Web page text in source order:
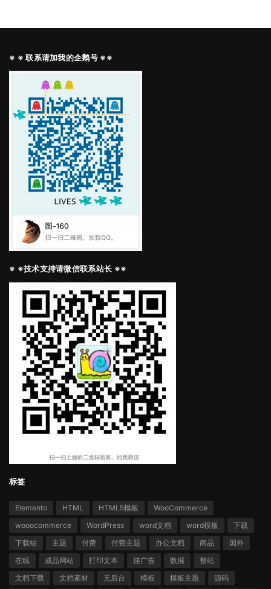
※ ※ 联系请加我的企鹅号 ※※
※ ※技术支持请微信联系站长 ※※
标签
Elemento HTML HTML5模板
WooCommerce
wooocommerce
WordPress word文档 word模板
下载
下载站
主题 付费 付费主题 办公文档 商品
国外
在线
成品网站 打印文本 挂广告 数据
整站
文档下载
文档素材 无后台 模板 模板主题 源码